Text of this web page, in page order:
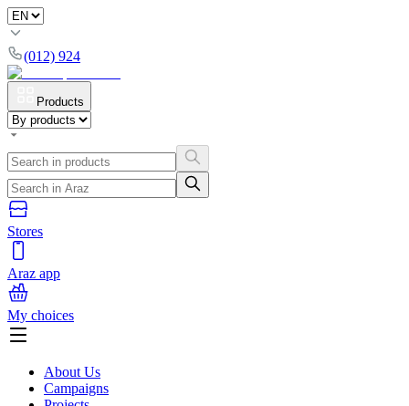
(012) 924
Products
Stores
Araz app
My choices
About Us
Campaigns